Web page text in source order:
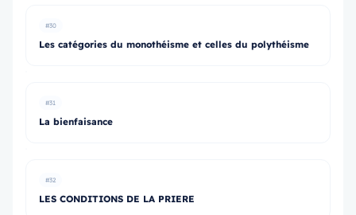
#30
Les catégories du monothéisme et celles du polythéisme
#31
La bienfaisance
#32
LES CONDITIONS DE LA PRIERE